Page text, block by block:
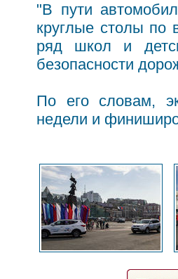
"В пути
круглые столы по
ряд школ и
безопасности
По его словам,
недели и